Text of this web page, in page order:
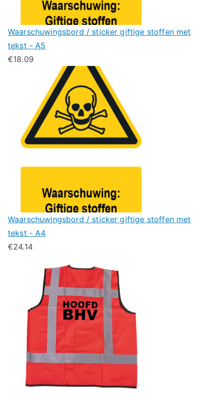
Waarschuwingsbord / sticker giftige stoffen met
tekst - A5
€18.09
Waarschuwingsbord / sticker giftige stoffen met
tekst - A4
€24.14